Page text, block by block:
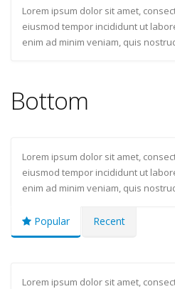
Lorem ipsum dolor sit amet,
eiusmod tempor incididunt ut
enim ad minim veniam, quis
Bottom
Lorem ipsum dolor sit amet,
eiusmod tempor incididunt ut
enim ad minim veniam, quis
Popular Recent
Lorem ipsum dolor sit amet,